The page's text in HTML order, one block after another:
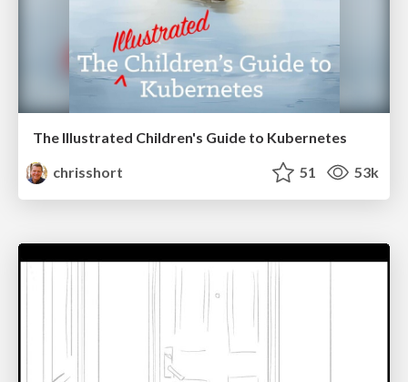
The Illustrated Children's Guide to Kubernetes
chrisshort
51 53k